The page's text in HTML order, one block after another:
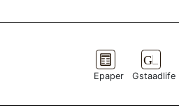
Epaper Gstaadlife